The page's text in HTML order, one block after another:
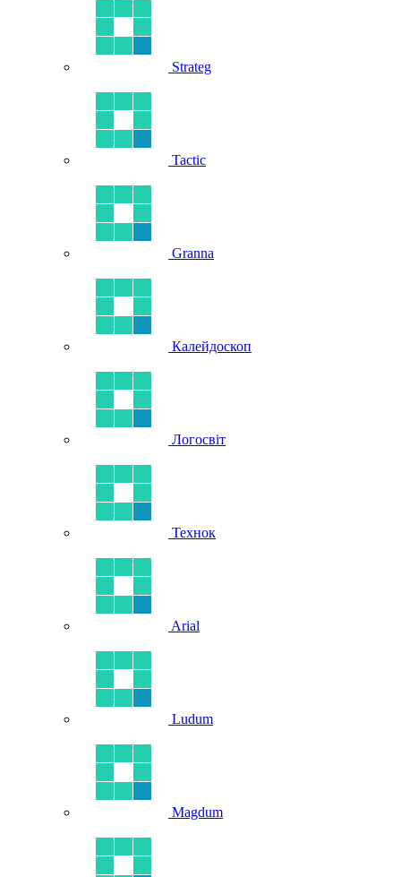
Strateg
Tactic
Granna
Калейдоскоп
Логосвіт
Технок
Arial
Ludum
Magdum